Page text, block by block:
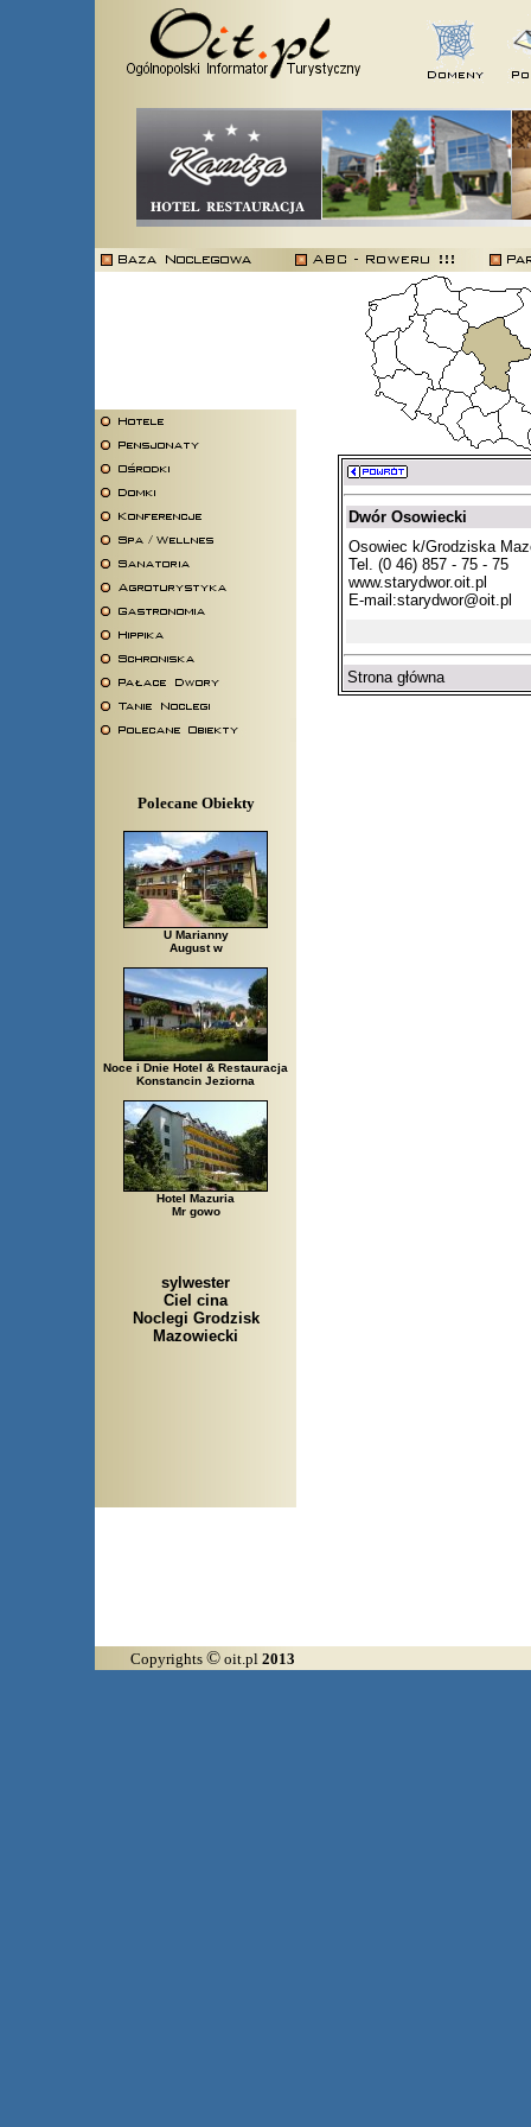
Polecane Obiekty
U Marianny
August w
Noce i Dnie Hotel & Restauracja
Konstancin Jeziorna
Hotel Mazuria
Mr gowo
sylwester
Ciel cina
Noclegi Grodzisk
Mazowiecki
Dwór Osowiecki
Osowiec k/Grodziska
Tel. (0 46) 857 - 75 - 75
www.starydwor.oit.pl
E-mail:starydwor@oit.pl
Strona główna
Copyrights © oit.pl 2013